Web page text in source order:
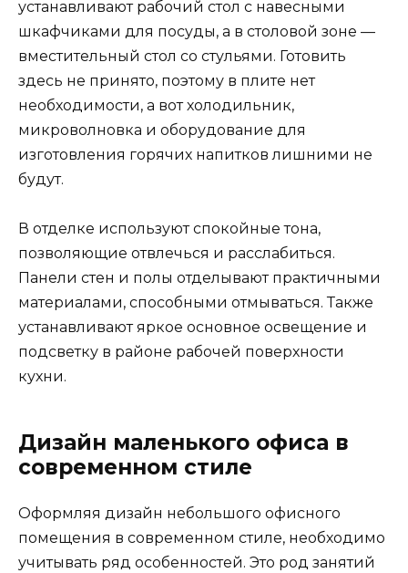
устанавливают рабочий стол с навесными
шкафчиками для посуды, а в столовой зоне —
вместительный стол со стульями. Готовить
здесь не принято, поэтому в плите нет
необходимости, а вот холодильник,
микроволновка и оборудование для
изготовления горячих напитков лишними не
будут.
В отделке используют спокойные тона,
позволяющие отвлечься и расслабиться.
Панели стен и полы отделывают практичными
материалами, способными отмываться. Также
устанавливают яркое основное освещение и
подсветку в районе рабочей поверхности
кухни.
Дизайн маленького офиса в
современном стиле
Оформляя дизайн небольшого офисного
помещения в современном стиле, необходимо
учитывать ряд особенностей. Это род занятий